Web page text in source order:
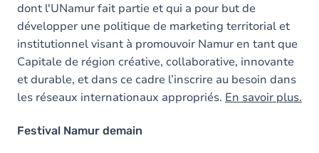
dont l'UNamur fait partie et qui a pour but de
développer une politique de marketing territorial et
institutionnel visant à promouvoir Namur en tant que
Capitale de région créative, collaborative, innovante
et durable, et dans ce cadre l’inscrire au besoin dans
les réseaux internationaux appropriés. En savoir plus.
Festival Namur demain